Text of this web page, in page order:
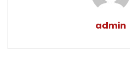
admin